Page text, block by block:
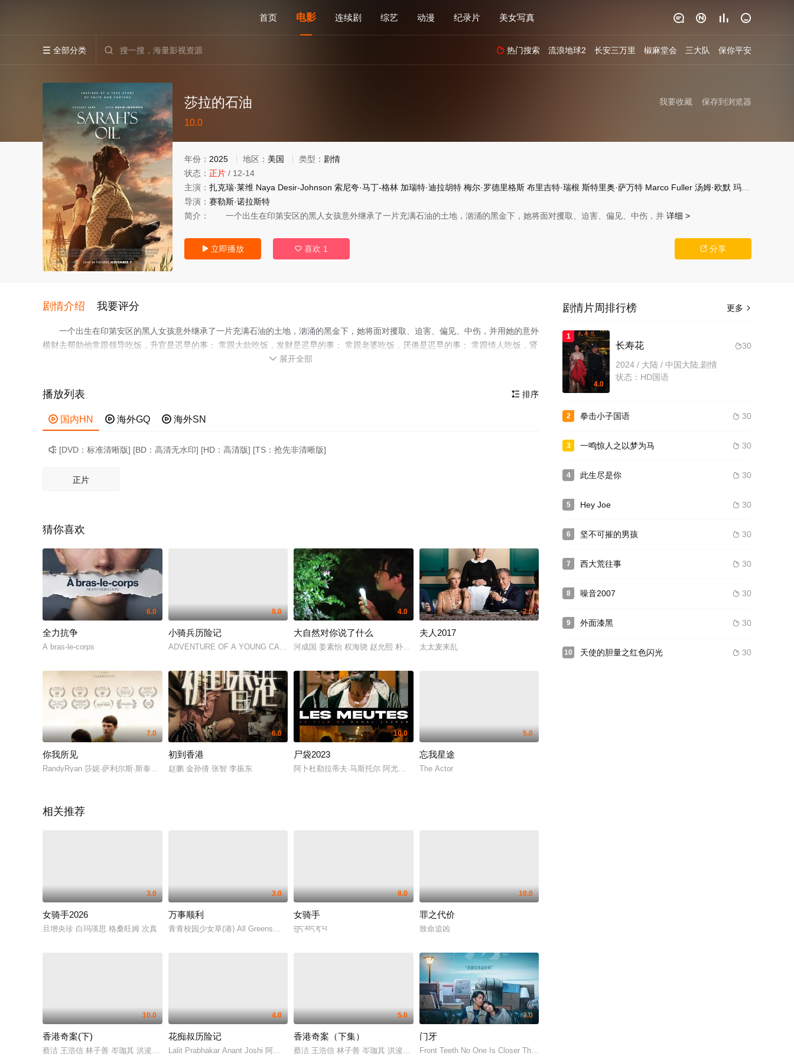
首页 电影 连续剧 综艺 动漫 纪录片 美女写真    
 全部分类   热门搜索 流浪地球2 长安三万里 椒麻堂会 三大队 保你平安
保存到浏览器
我要收藏
莎拉的石油
10.0
很差较差还行推荐力荐
年份： 2025 地区： 美国 类型： 剧情
状态： 正片 / 12-14
主演： 扎克瑞·莱维 Naya Desir-Johnson 索尼夸·马丁-格林 加瑞特·迪拉胡特 梅尔·罗德里格斯 布里吉特·瑞根 斯特里奥·萨万特 Marco Fuller 汤姆·欧默 玛利亚·米切尔
导演： 赛勒斯·诺拉斯特
简介：
一个出生在印第安区的黑人女孩意外继承了一片充满石油的土地，汹涌的黑金下，她将面对攫取、迫害、偏见、中伤，并 详细 >
 立即播放  喜欢 1  分享
剧情介绍 我要评分
一个出生在印第安区的黑人女孩意外继承了一片充满石油的土地，汹涌的黑金下，她将面对攫取、迫害、偏见、中伤，并用她的意外
横财去帮助他常跟领导吃饭，升官是迟早的事； 常跟大款吃饭，发财是迟早的事； 常跟老婆吃饭，厌倦是迟早的事； 常跟情人吃饭，肾
虚是迟早的事； 常跟异性吃饭，上床是迟早的事； 由此推论：想干什么事，先吃什么饭！。
 展开全部
 排序
播放列表
 国内HN  海外GQ  海外SN
 [DVD：标准清晰版] [BD：高清无水印] [HD：高清版] [TS：抢先非清晰版]
正片
猜你喜欢
6.0
全力抗争
À bras-le-corps
8.0
小骑兵历险记
ADVENTURE OF A YOUNG CAVALRY
4.0
大自然对你说了什么
河成国 姜素怡 权海骁 赵允熙 朴美素
2.0
夫人2017
太太麦来乱
7.0
你我所见
RandyRyan 莎妮·萨利尔斯·斯泰尔斯 乔登·霍奇斯 艾玛·汤普森
6.0
初到香港
赵鹏 金孙倩 张智 李振东
10.0
尸袋2023
阿卜杜勒拉蒂夫·马斯托尔 阿尤布·埃莱德 穆罕默德·哈米萨 阿卜杜拉·勒布基里 拉赫森·扎伊穆森 萨拉赫·本萨拉 Mohamed Kharbouchi Amine
5.0
忘我星途
The Actor
相关推荐
3.0
女骑手2026
旦增央珍 白玛瑛思 格桑旺姆 次真
3.0
万事顺利
青青校园少女草(港) All Greens一切安好
8.0
女骑手
བུད་མེད་རྟ་པ
10.0
罪之代价
致命追凶
10.0
香港奇案(下)
蔡洁 王浩信 林子善 岑珈其 洪浚嘉 何珮瑜 吴志雄 张建声 徐浩昌 彭皓锋 陈佳宁 苏宸褕 陈颖进 丘子健 陈欣妍 白柳嫣 柯乃予 何华超 邹文正
4.0
花痴叔历险记
Lalit Prabhakar Anant Joshi 阿舒托史.拉纳 阿比曼纽·辛格 Nyrraa M Banerji
5.0
香港奇案（下集）
蔡洁 王浩信 林子善 岑珈其 洪浚嘉 何珮瑜 吴志雄 张建声 徐浩昌 彭皓锋 陈佳宁 苏宸褕 陈颖进 丘子健 陈欣妍 白柳嫣 柯乃予 何华超 邹文正
3.0
门牙
Front Teeth No One Is Closer Than We
更多 
剧情片周排行榜
1
4.0
30
长寿花
2024 / 大陆 / 中国大陆,剧情
状态：HD国语
2  30
拳击小子国语
3  30
一鸣惊人之以梦为马
4  30
此生尽是你
5  30
Hey Joe
6  30
坚不可摧的男孩
7  30
西大荒往事
8  30
噪音2007
9  30
外面漆黑
10  30
天使的胆量之红色闪光